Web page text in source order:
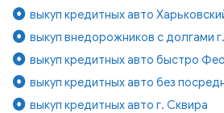
выкуп кредитных авто
выкуп внедорожников с долгами
выкуп кредитных авто быстро
выкуп кредитных авто без
выкуп кредитных авто г. Сквира